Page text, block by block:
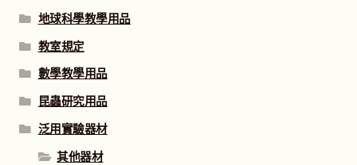
地球科學教學用品
教室規定
數學教學用品
昆蟲研究用品
泛用實驗器材
其他器材